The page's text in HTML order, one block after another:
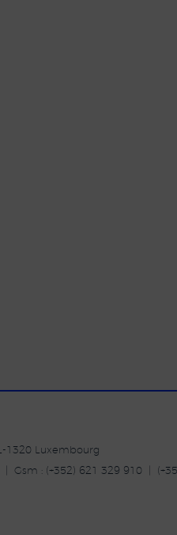
1320 Luxembourg
| Gsm : (+352) 621 329 910 |